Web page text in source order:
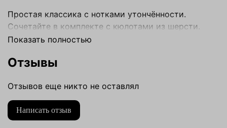
Простая классика с нотками утончённости.
Сочетайте в комплекте с кюлотами из шерсти.
Цветкоричневый
Параметры изделия
Длина плеча: 14 см
Показать полностью
Отзывы
Отзывов еще никто не оставлял
Написать отзыв